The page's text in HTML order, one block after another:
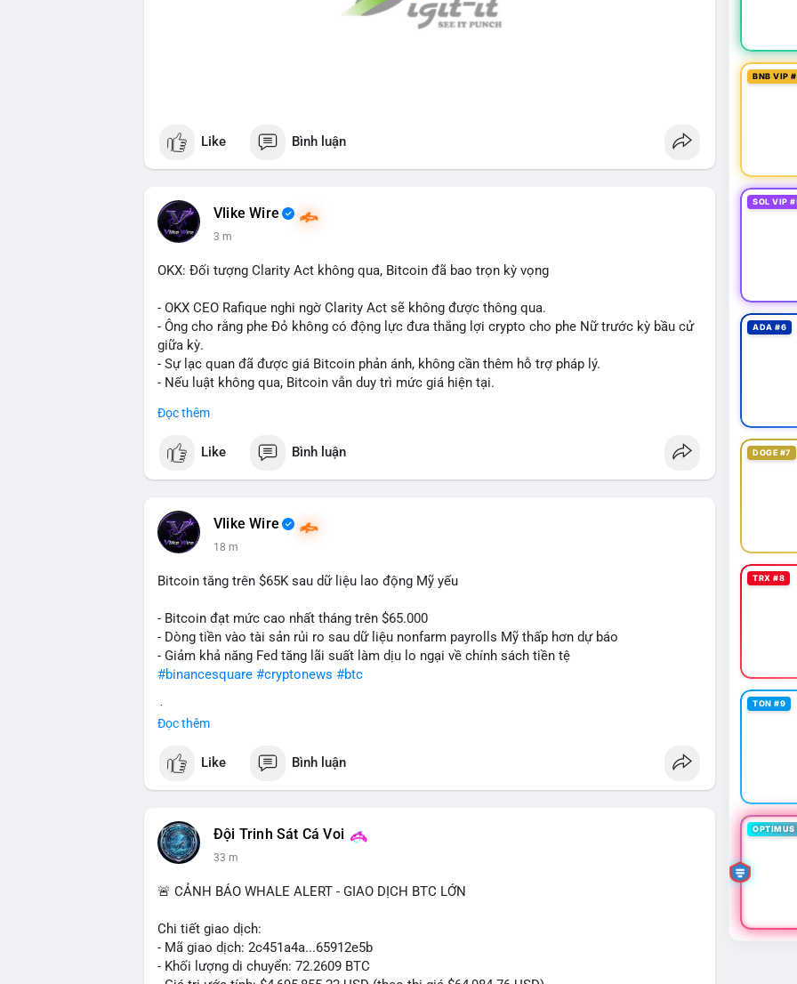
Like Bình luận
Vlike Wire
3 m
OKX: Đối tượng Clarity Act không qua, Bitcoin đã bao trọn kỳ vọng
- OKX CEO Rafique nghi ngờ Clarity Act sẽ không được thông qua.
- Ông cho rằng phe Đỏ không có động lực đưa thắng lợi crypto cho phe Nữ trước kỳ bầu cử
giữa kỳ.
- Sự lạc quan đã được giá Bitcoin phản ánh, không cần thêm hỗ trợ pháp lý.
- Nếu luật không qua, Bitcoin vẫn duy trì mức giá hiện tại.
#binancesquare
$btc
📰 Nguồn: CoinDesk
Đọc thêm
Like Bình luận
Vlike Wire
18 m
Bitcoin tăng trên $65K sau dữ liệu lao động Mỹ yếu
- Bitcoin đạt mức cao nhất tháng trên $65.000
- Dòng tiền vào tài sản rủi ro sau dữ liệu nonfarm payrolls Mỹ thấp hơn dự báo
- Giảm khả năng Fed tăng lãi suất làm dịu lo ngại về chính sách tiền tệ
#binancesquare #cryptonews #btc
📰 Nguồn: Cointelegraph
Đọc thêm
Like Bình luận
Đội Trinh Sát Cá Voi
33 m
🚨 CẢNH BÁO WHALE ALERT - GIAO DỊCH BTC LỚN
Chi tiết giao dịch:
- Mã giao dịch: 2c451a4a...65912e5b
- Khối lượng di chuyển: 72.2609 BTC
BNB VIP
SOL VIP
ADA #6
DOGE #7
TRX #8
TON #9
OPTIMUS